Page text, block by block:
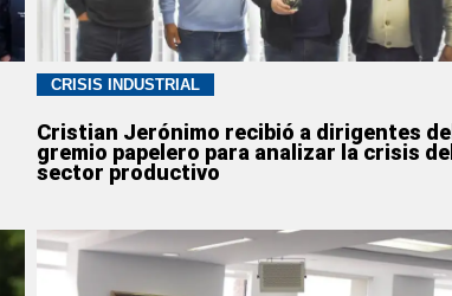
CRISIS INDUSTRIAL
Cristian Jerónimo recibió a dirigentes del
gremio papelero para analizar la crisis del
sector productivo